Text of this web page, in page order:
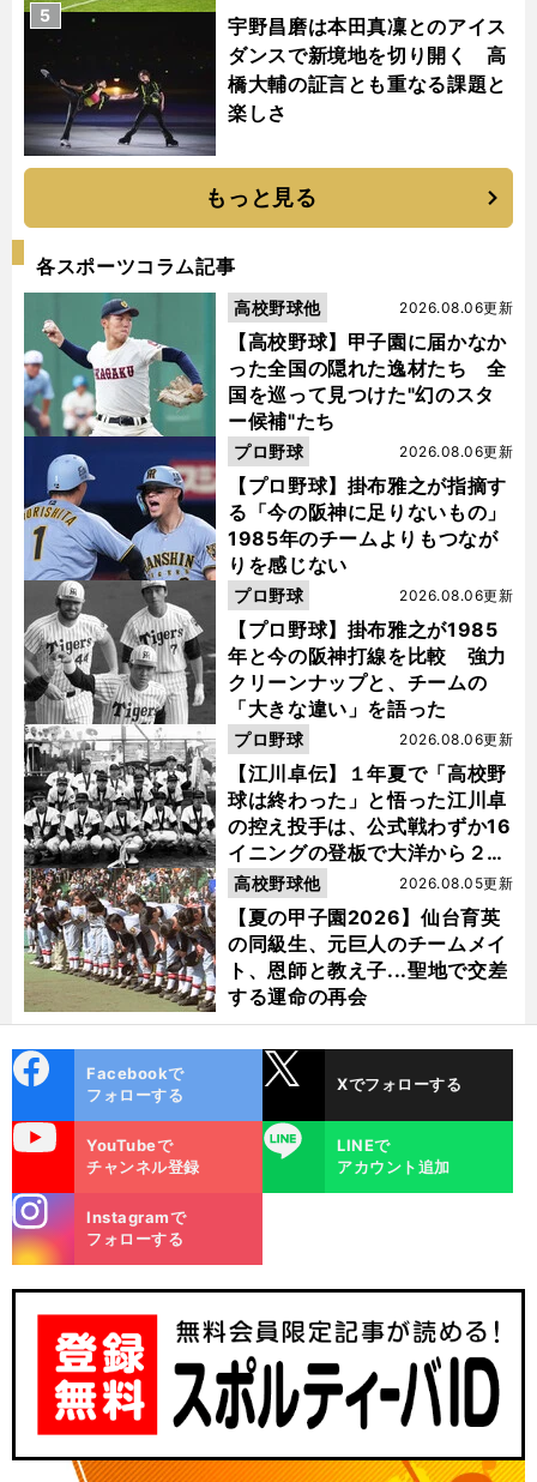
宇野昌磨は本田真凜とのアイス
ダンスで新境地を切り開く 高
橋大輔の証言とも重なる課題と
楽しさ
5
もっと見る
各スポーツコラム記事
【高校野球】甲子園に届かなか
った全国の隠れた逸材たち 全
国を巡って見つけた"幻のスタ
ー候補"たち
2026.08.06更新
高校野球他
【プロ野球】掛布雅之が指摘す
る「今の阪神に足りないもの」
1985年のチームよりもつなが
りを感じない
2026.08.06更新
プロ野球
【プロ野球】掛布雅之が1985
年と今の阪神打線を比較 強力
クリーンナップと、チームの
「大きな違い」を語った
2026.08.06更新
プロ野球
【江川卓伝】１年夏で「高校野
球は終わった」と悟った江川卓
の控え投手は、公式戦わずか16
イニングの登板で大洋から２位
指名を受けた
2026.08.06更新
プロ野球
【夏の甲子園2026】仙台育英
の同級生、元巨人のチームメイ
ト、恩師と教え子...聖地で交差
する運命の再会
2026.08.05更新
高校野球他
ok
Facebookで
フォローする
Xでフォローする
YouTubeで
チャンネル登録
LINE
LINEで
アカウント追加
m
Instagramで
フォローする